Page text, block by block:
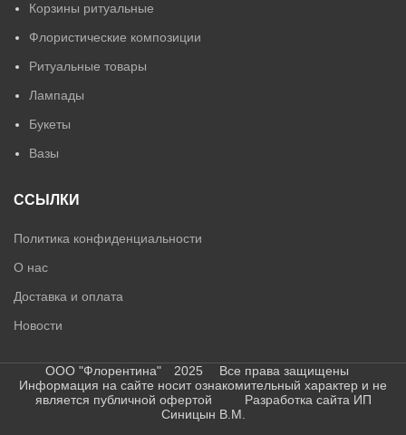
Корзины ритуальные
Флористические композиции
Ритуальные товары
Лампады
Букеты
Вазы
ССЫЛКИ
Политика конфиденциальности
О нас
Доставка и оплата
Новости
ООО "Флорентина" 2025 Все права защищены
Информация на сайте носит ознакомительный характер и не
является публичной офертой Разработка сайта ИП
Синицын В.М.